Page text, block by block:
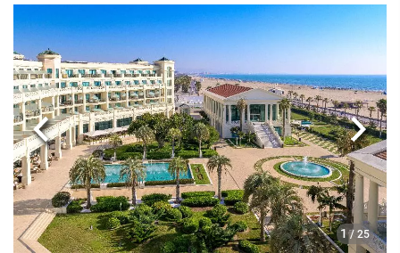
1 / 25
Anterior